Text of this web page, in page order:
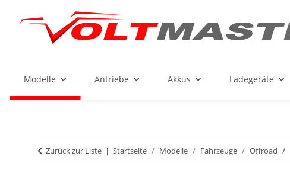
Modelle Antriebe Akkus Ladegeräte
Zurück zur Liste Startseite Modelle Fahrzeuge Offroad